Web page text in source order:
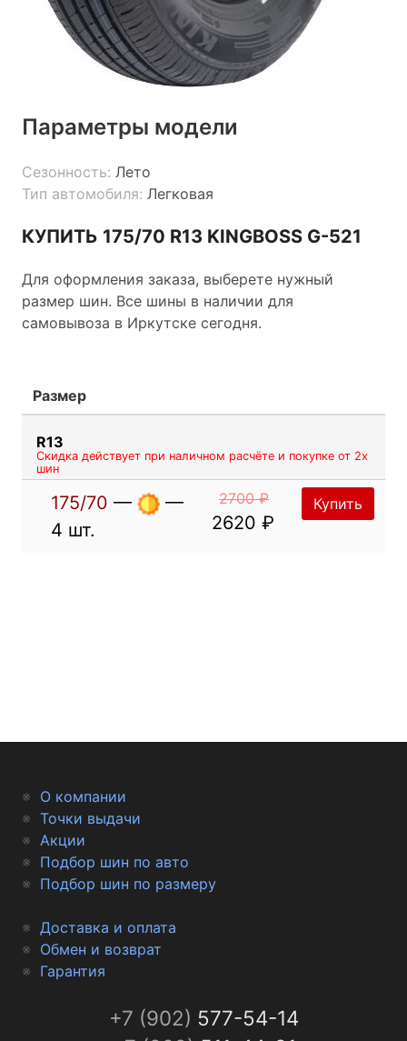
Параметры модели
Сезонность: Лето
Тип автомобиля: Легковая
КУПИТЬ 175/70 R13 KINGBOSS G-521
Для оформления заказа, выберете нужный
размер шин. Все шины в наличии для
самовывоза в Иркутске сегодня.
Размер
R13
Скидка действует при наличном расчёте и покупке от 2х
шин
175/70 —
—
4 шт.
2700 ₽
2620 ₽
Купить
О компании
Точки выдачи
Акции
Подбор шин по авто
Подбор шин по размеру
Доставка и оплата
Обмен и возврат
Гарантия
+7 (902) 577-54-14